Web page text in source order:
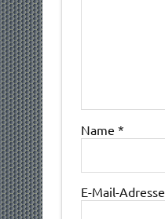
Name *
E-Mail-Adresse